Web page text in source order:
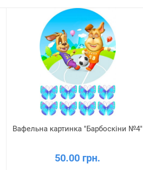
Вафельна картинка "Барбоскіни №4"
50.00 грн.